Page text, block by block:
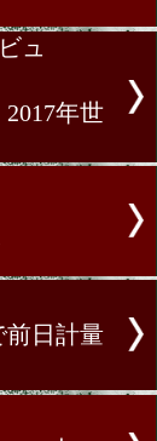
ロ
者は?